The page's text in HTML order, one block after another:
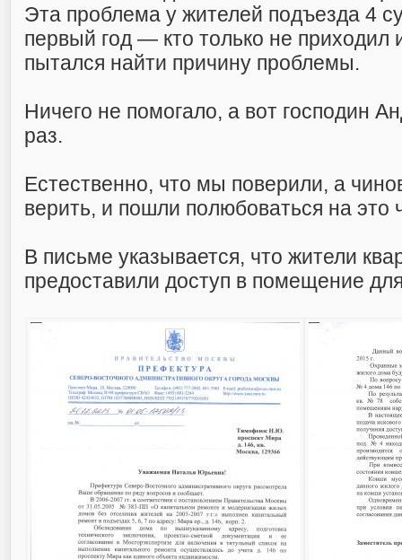
Эта проблема у жителей подъезда 4
первый год — кто только не приходил
пытался найти причину проблемы.
Ничего не помогало, а вот господин
раз.
Естественно, что мы поверили, а
верить, и пошли полюбоваться на это
В письме указывается, что жители
предоставили доступ в помещение